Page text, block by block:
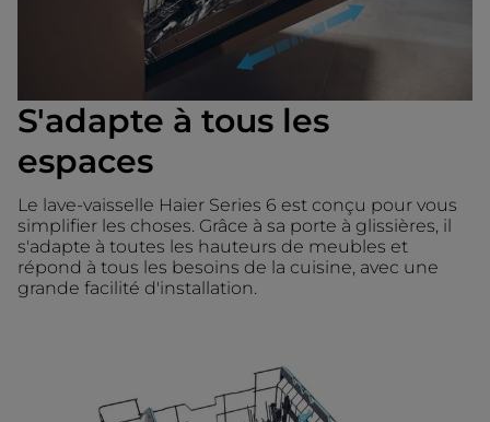
S'adapte à tous les
espaces
Le lave-vaisselle Haier Series 6 est conçu pour vous
simplifier les choses. Grâce à sa porte à glissières, il
s'adapte à toutes les hauteurs de meubles et
répond à tous les besoins de la cuisine, avec une
grande facilité d'installation.